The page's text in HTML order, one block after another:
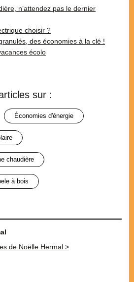
n’attendez pas le dernier
choisir ?
des économies à la clé !
écolo
sur :
économies d'énergie
chaudière
à bois
de Noëlle Hermal >